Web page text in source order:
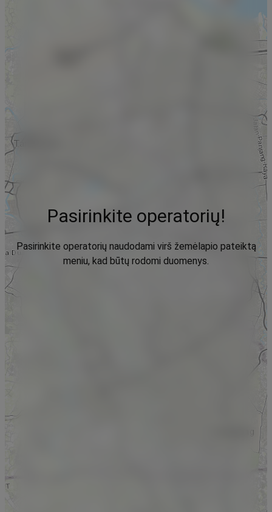
Pasirinkite operatorių!
Pasirinkite operatorių naudodami virš žemėlapio pateiktą
meniu, kad būtų rodomi duomenys.